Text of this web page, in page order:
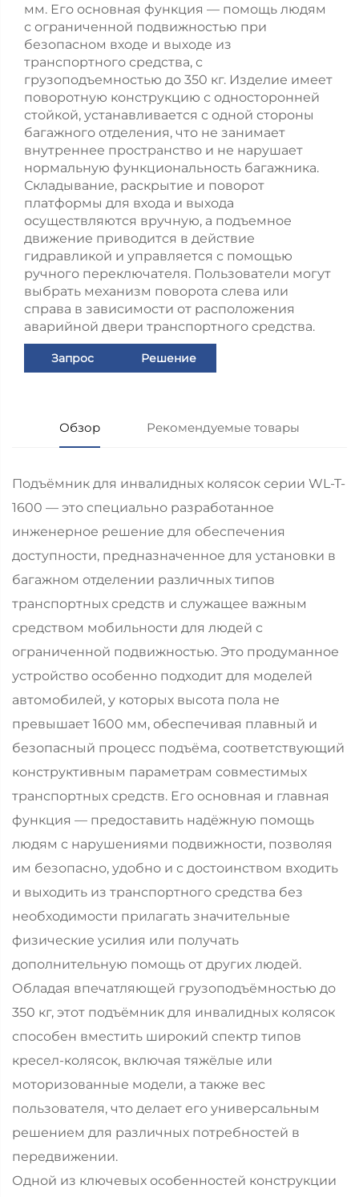
мм. Его основная функция — помощь людям
с ограниченной подвижностью при
безопасном входе и выходе из
транспортного средства, с
грузоподъемностью до 350 кг. Изделие имеет
поворотную конструкцию с односторонней
стойкой, устанавливается с одной стороны
багажного отделения, что не занимает
внутреннее пространство и не нарушает
нормальную функциональность багажника.
Складывание, раскрытие и поворот
платформы для входа и выхода
осуществляются вручную, а подъемное
движение приводится в действие
гидравликой и управляется с помощью
ручного переключателя. Пользователи могут
выбрать механизм поворота слева или
справа в зависимости от расположения
аварийной двери транспортного средства.
Запрос Решение
Обзор Рекомендуемые товары
Подъёмник для инвалидных колясок серии WL-T-
1600 — это специально разработанное
инженерное решение для обеспечения
доступности, предназначенное для установки в
багажном отделении различных типов
транспортных средств и служащее важным
средством мобильности для людей с
ограниченной подвижностью. Это продуманное
устройство особенно подходит для моделей
автомобилей, у которых высота пола не
превышает 1600 мм, обеспечивая плавный и
безопасный процесс подъёма, соответствующий
конструктивным параметрам совместимых
транспортных средств. Его основная и главная
функция — предоставить надёжную помощь
людям с нарушениями подвижности, позволяя
им безопасно, удобно и с достоинством входить
и выходить из транспортного средства без
необходимости прилагать значительные
физические усилия или получать
дополнительную помощь от других людей.
Обладая впечатляющей грузоподъёмностью до
350 кг, этот подъёмник для инвалидных колясок
способен вместить широкий спектр типов
кресел-колясок, включая тяжёлые или
моторизованные модели, а также вес
пользователя, что делает его универсальным
решением для различных потребностей в
передвижении.
Одной из ключевых особенностей конструкции